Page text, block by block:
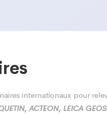
internationaux pour
ACTEON, LEICA